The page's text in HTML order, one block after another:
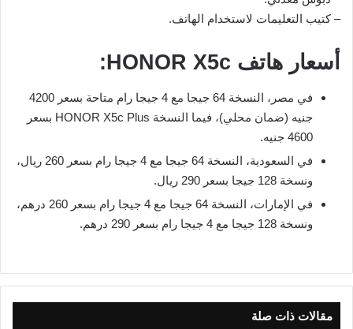
– كتيب التعليمات لاستخدام الهاتف.
أسعار هاتف HONOR X5c:
في مصر، النسخة 64 جيجا مع 4 جيجا رام متاحة بسعر 4200
جنيه (ضمان محلي)، فيما النسخة HONOR X5c Plus بسعر
4600 جنيه.
في السعودية، النسخة 64 جيجا مع 4 جيجا رام بسعر 260 ريال،
ونسخة 128 جيجا بسعر 290 ريال.
في الإمارات، النسخة 64 جيجا مع 4 جيجا رام بسعر 260 درهم،
ونسخة 128 جيجا مع 4 جيجا رام بسعر 290 درهم.
مقالات ذات صلة